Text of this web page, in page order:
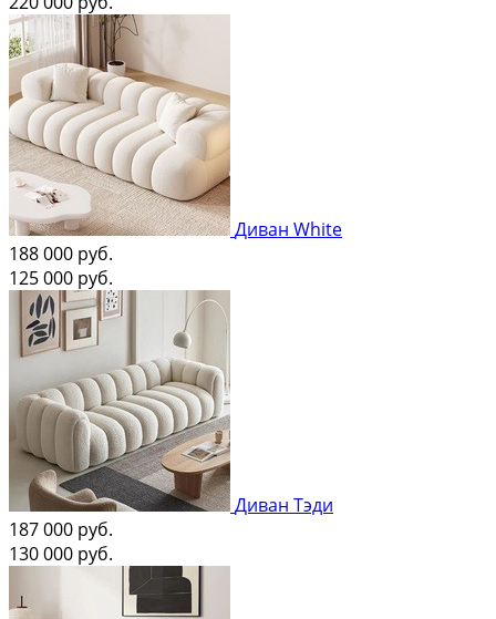
Диван White
188 000 руб.
125 000 руб.
Диван Тэди
187 000 руб.
130 000 руб.